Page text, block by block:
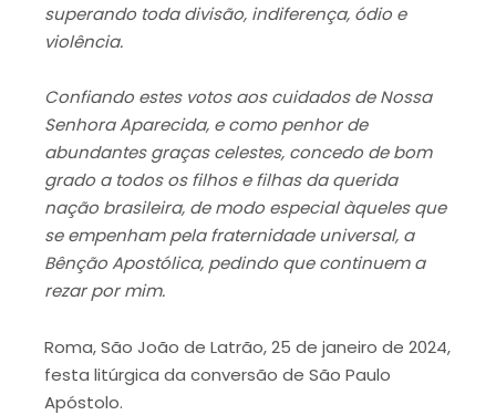
superando toda divisão, indiferença, ódio e
violência.
Confiando estes votos aos cuidados de Nossa
Senhora Aparecida, e como penhor de
abundantes graças celestes, concedo de bom
grado a todos os filhos e filhas da querida
nação brasileira, de modo especial àqueles que
se empenham pela fraternidade universal, a
Bênção Apostólica, pedindo que continuem a
rezar por mim.
Roma, São João de Latrão, 25 de janeiro de 2024,
festa litúrgica da conversão de São Paulo
Apóstolo.